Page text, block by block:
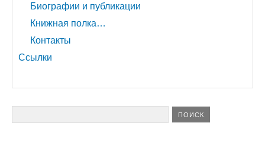
Биографии и публикации
Книжная полка…
Контакты
Ссылки